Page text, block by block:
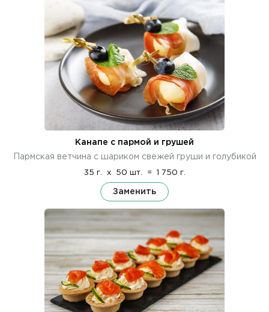
Канапе с пармой и грушей
Пармская ветчина с шариком свежей груши и голубикой
35 г. x 50 шт. = 1 750 г.
Заменить